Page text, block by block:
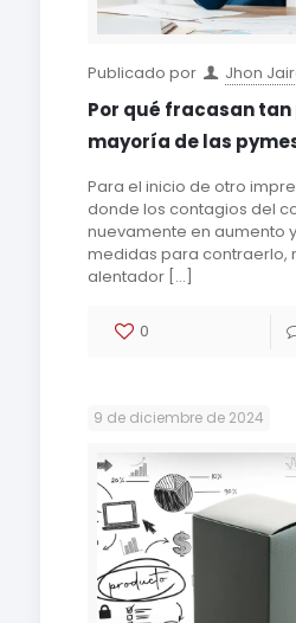
Publicado por Jhon
Por qué fracasan
mayoría de las
Para el inicio de otro
donde los contagios del
nuevamente en aumento
medidas para contraerlo,
alentador[…]
0
9 de diciembre de 2024